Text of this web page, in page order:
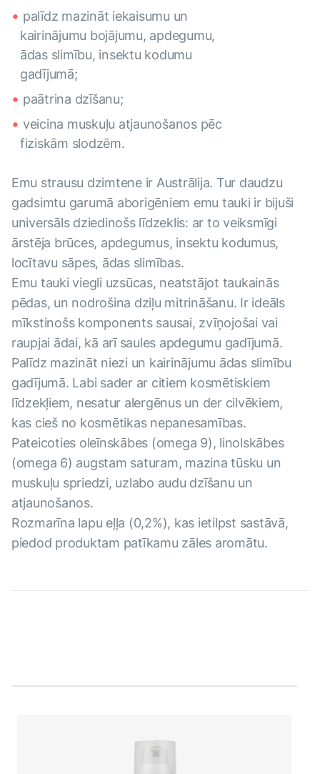
palīdz mazināt iekaisumu un
kairinājumu bojājumu, apdegumu,
ādas slimību, insektu kodumu
gadījumā;
paātrina dzīšanu;
veicina muskuļu atjaunošanos pēc
fiziskām slodzēm.
Emu strausu dzimtene ir Austrālija. Tur daudzu
gadsimtu garumā aborigēniem emu tauki ir bijuši
universāls dziedinošs līdzeklis: ar to veiksmīgi
ārstēja brūces, apdegumus, insektu kodumus,
locītavu sāpes, ādas slimības.
Emu tauki viegli uzsūcas, neatstājot taukainās
pēdas, un nodrošina dziļu mitrināšanu. Ir ideāls
mīkstinošs komponents sausai, zvīņojošai vai
raupjai ādai, kā arī saules apdegumu gadījumā.
Palīdz mazināt niezi un kairinājumu ādas slimību
gadījumā. Labi sader ar citiem kosmētiskiem
līdzekļiem, nesatur alergēnus un der cilvēkiem,
kas cieš no kosmētikas nepanesamības.
Pateicoties oleīnskābes (omega 9), linolskābes
(omega 6) augstam saturam, mazina tūsku un
muskuļu spriedzi, uzlabo audu dzīšanu un
atjaunošanos.
Rozmarīna lapu eļļa (0,2%), kas ietilpst sastāvā,
piedod produktam patīkamu zāles aromātu.